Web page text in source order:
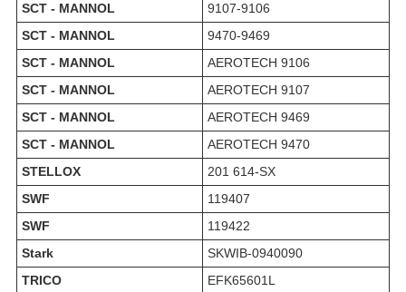
SCT - MANNOL
9107-9106
SCT - MANNOL
9470-9469
SCT - MANNOL
AEROTECH 9106
SCT - MANNOL
AEROTECH 9107
SCT - MANNOL
AEROTECH 9469
SCT - MANNOL
AEROTECH 9470
STELLOX
201 614-SX
SWF
119407
SWF
119422
Stark
SKWIB-0940090
TRICO
EFK65601L